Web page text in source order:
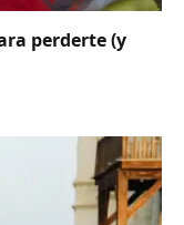
perderte (y